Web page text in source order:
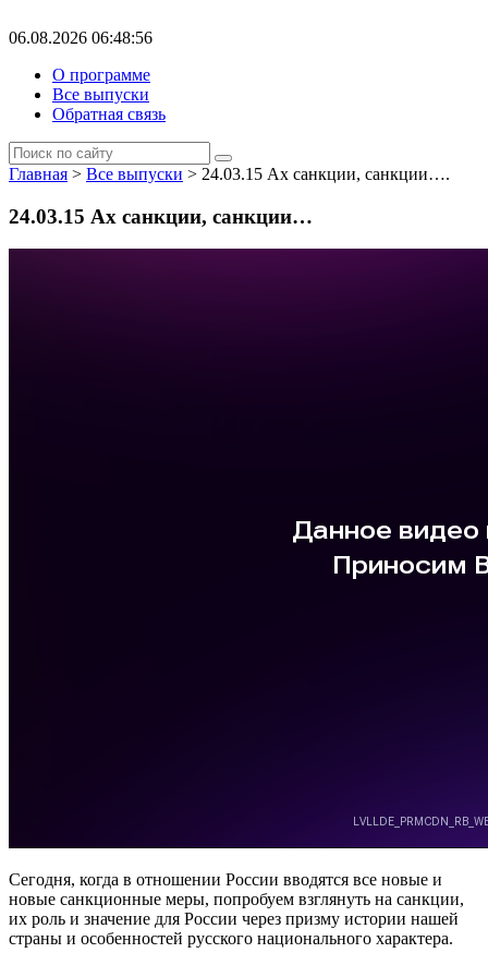
06.08.2026 06:48:56
О программе
Все выпуски
Обратная связь
Главная > Все выпуски > 24.03.15 Ах санкции, санкции….
24.03.15 Ах санкции, санкции…
Сегодня, когда в отношении России вводятся все новые и
новые санкционные меры, попробуем взглянуть на санкции,
их роль и значение для России через призму истории нашей
страны и особенностей русского национального характера.